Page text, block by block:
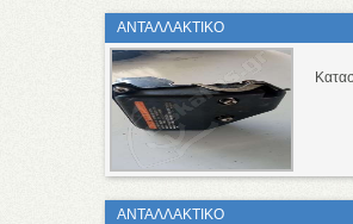
ΑΝΤΑΛΛΑΚΤΙΚΟ
ΑΝΤΑΛΛΑΚΤΙΚΟ